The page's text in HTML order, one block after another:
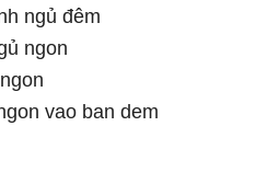
ngủ đêm
ngon
vao ban dem